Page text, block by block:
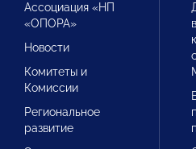
Ассоциация «НП
«ОПОРА»
Новости
Комитеты и
Комиссии
Региональное
развитие